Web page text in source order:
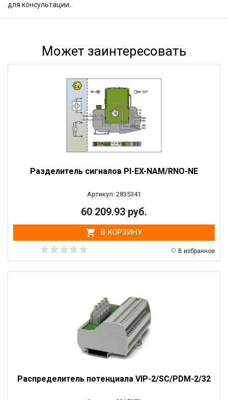
для консультации.
Может заинтересовать
Разделитель сигналов PI-EX-NAM/RNO-NE
Артикул: 2835341
60 209.93 руб.
В КОРЗИНУ
В избранное
Распределитель потенциала VIP-2/SC/PDM-2/32